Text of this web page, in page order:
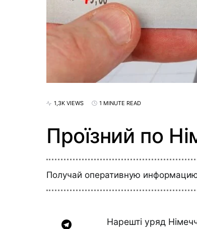
1,3K VIEWS 1 MINUTE READ
Проїзний по
Получай оперативную
Нарешті уряд